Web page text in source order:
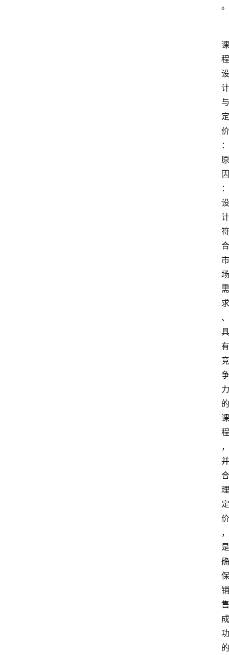
。
课
程
设
计
与
定
价
：
原
因
：
设
计
符
合
市
场
需
求
、
具
有
竞
争
力
的
课
程
，
并
合
理
定
价
，
是
确
保
销
售
成
功
的